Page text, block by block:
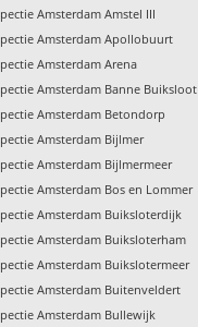
Amsterdam Amstel III
Amsterdam Apollobuurt
Amsterdam Arena
Amsterdam Banne Buiksloot
Amsterdam Betondorp
Amsterdam Bijlmer
Amsterdam Bijlmermeer
Amsterdam Bos en Lommer
Amsterdam Buiksloterdijk
Amsterdam Buiksloterham
Amsterdam Buikslotermeer
Amsterdam Buitenveldert
Amsterdam Bullewijk